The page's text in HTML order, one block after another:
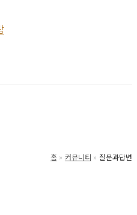
홈 커뮤니티 질문과답변